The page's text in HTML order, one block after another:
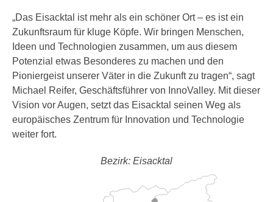
„Das Eisacktal ist mehr als ein schöner Ort – es ist ein
Zukunftsraum für kluge Köpfe. Wir bringen Menschen,
Ideen und Technologien zusammen, um aus diesem
Potenzial etwas Besonderes zu machen und den
Pioniergeist unserer Väter in die Zukunft zu tragen“, sagt
Michael Reifer, Geschäftsführer von InnoValley. Mit dieser
Vision vor Augen, setzt das Eisacktal seinen Weg als
europäisches Zentrum für Innovation und Technologie
weiter fort.
Bezirk: Eisacktal